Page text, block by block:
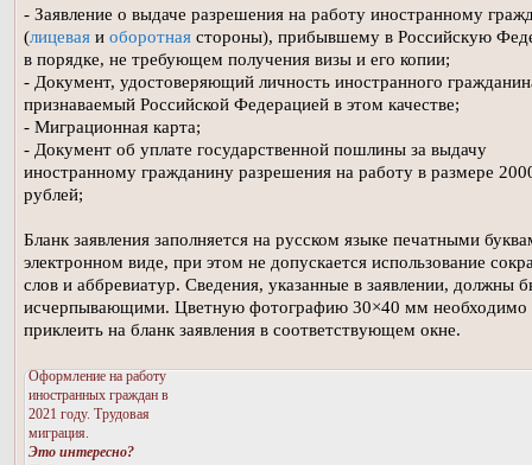
- Заявление о выдаче разрешения на работу иностранному
(лицевая и оборотная стороны), прибывшему в Российскую
в порядке, не требующем получения визы и его копии;
- Документ, удостоверяющий личность иностранного
признаваемый Российской Федерацией в этом качестве;
- Миграционная карта;
- Документ об уплате государственной пошлины за выдачу
иностранному гражданину разрешения на работу в размере
рублей;
Бланк заявления заполняется на русском языке печатными
электронном виде, при этом не допускается использование
слов и аббревиатур. Сведения, указанные в заявлении, должны
исчерпывающими. Цветную фотографию 30×40 мм необходимо
приклеить на бланк заявления в соответствующем окне.
Оформление на работу
иностранных граждан в
2021 году. Трудовая
миграция.
Это интересно?